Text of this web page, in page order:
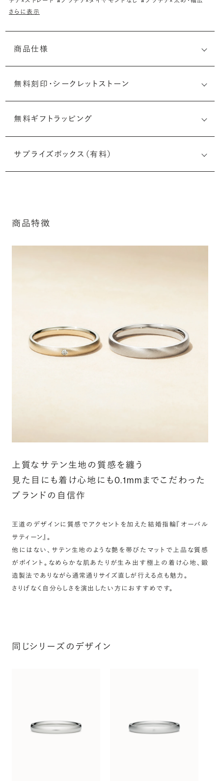
さらに表示
商品仕様
無料刻印・ シークレットストーン
刻印メッセージ：半角英数字20文字まで刻印可能
ルなメッセージを無料で刻印することができます。注文前だ
けでなく購入後の刻印も、リングに初めて施す初回の刻印
宝石を選んでセッティングすることができます。ショッピング
カート画面で、お好みの宝石をお選びください (有料)。
詳しく見る
無料ギフトラッピング
サプライズボックス（有料）
商品特徴
上質なサテン生地の質感を纏う
見た目にも着け心地にも0.1mmまでこだわった
ブランドの自信作
王道のデザインに質感でアクセントを加えた結婚指輪『オーバル
サティーン』。
他にはない、サテン生地のような艶を帯びたマットで上品な質感
がポイント。なめらかな肌あたりが生み出す極上の着け心地、鍛
造製法でありながら通常通りサイズ直しが行える点も魅力。
さりげなく自分らしさを演出したい方におすすめです。
同じシリーズのデザイン